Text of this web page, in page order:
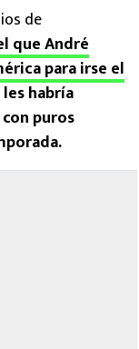
de
que André
para irse el
habría
puros